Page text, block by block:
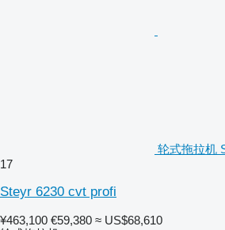
轮式拖拉机
17
Steyr 6230 cvt profi
¥463,100 €59,380 ≈ US$68,610